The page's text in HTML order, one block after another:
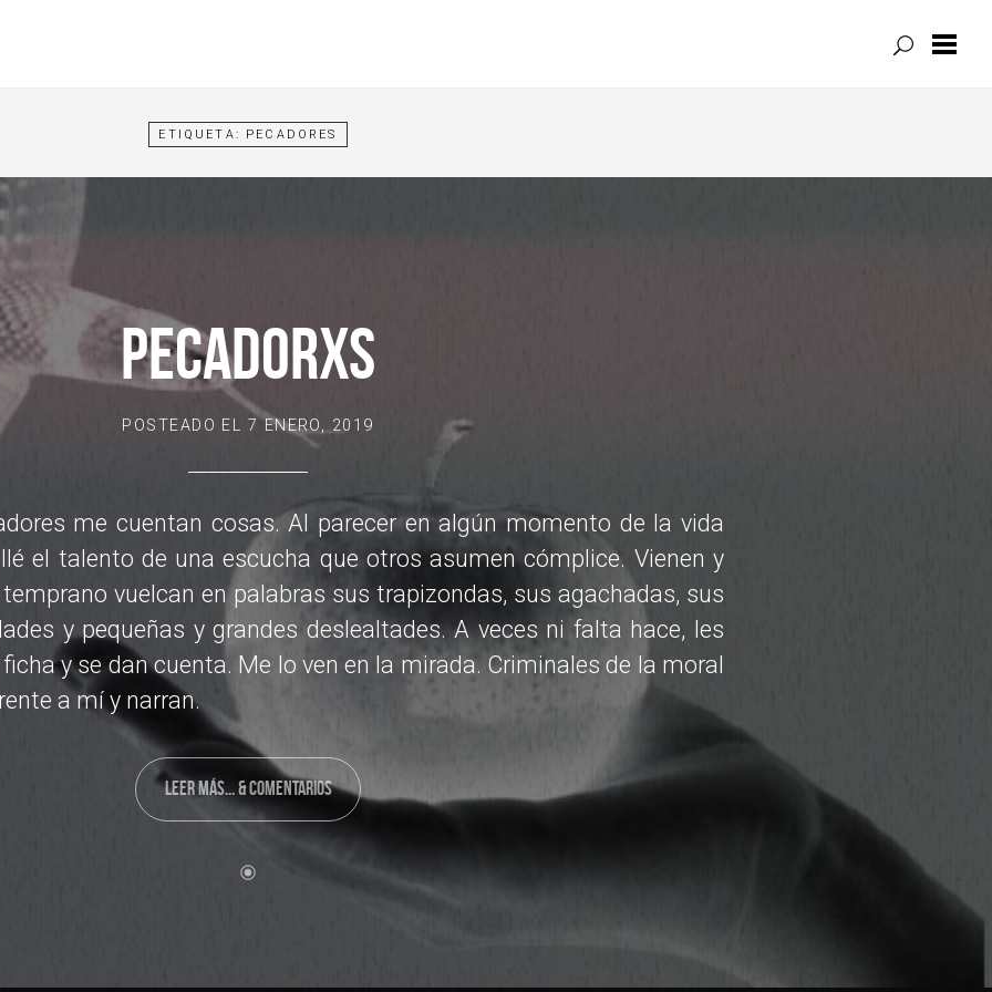
ETIQUETA: PECADORES
PECADORXS
POSTEADO EL 7 ENERO, 2019
me cuentan cosas. Al parecer en algún momento de la vida
el talento de una escucha que otros asumen cómplice. Vienen y
vuelcan en palabras sus trapizondas, sus agachadas, sus
y pequeñas y grandes deslealtades. A veces ni falta hace, les
y se dan cuenta. Me lo ven en la mirada. Criminales de la moral
a mí y narran.
LEER MÁS... & COMENTARIOS